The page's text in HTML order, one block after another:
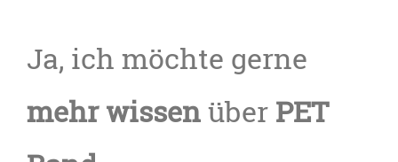
Ja, ich möchte gerne
mehr wissenüber PET